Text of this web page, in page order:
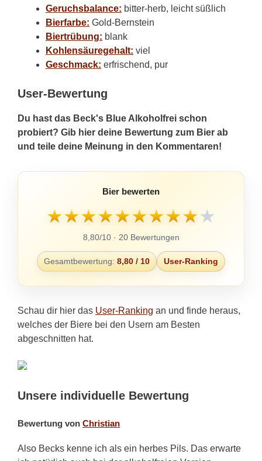
Geruchsbalance: bitter-herb, leicht süßlich
Bierfarbe: Gold-Bernstein
Biertrübung: blank
Kohlensäuregehalt: viel
Geschmack: erfrischend, pur
User-Bewertung
Du hast das Beck's Blue Alkoholfrei schon
probiert? Gib hier deine Bewertung zum Bier ab
und teile deine Meinung in den Kommentaren!
Bier bewerten
★★★★★★★★★★
8,80/10 · 20 Bewertungen
Gesamtbewertung: 8,80 / 10 User-Ranking
Schau dir hier das User-Ranking an und finde heraus,
welches der Biere bei den Usern am Besten
abgeschnitten hat.
Unsere individuelle Bewertung
Bewertung von Christian
Also Becks kenne ich als ein herbes Pils. Das erwarte